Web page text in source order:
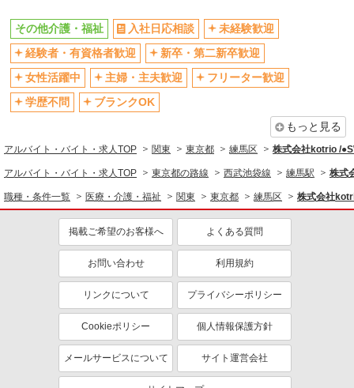
社会保険あり
産休・育休取得実績あり
退職金・財形貯蓄制度あり
各種手当（家族・役職・インセン
ティブなど）あり
制服貸与
研修制度あり
資格取得支援制度あり
医療・介護・福祉
同じ特徴から求人を探す
未経験歓迎
ミドル（40代～）活躍中
ボーナス・賞与あり
車通勤OK
交通費支給
産休・育休取得実績あり
その他介護・福祉 入社日応相談
未経験歓迎
経験者・有資格者歓迎
新卒・第二新卒歓迎
女性活躍中
主婦・主夫歓迎
フリーター歓迎
学歴不問
ブランクOK
もっと見る
アルバイト・バイト・求人TOP 関東 東京都 練馬区 株式会社kotrio /
アルバイト・バイト・求人TOP 東京都の路線 西武池袋線 練馬駅 株式
職種・条件一覧 医療・介護・福祉 関東 東京都 練馬区 株式会社
掲載ご希望のお客様へ よくある質問
お問い合わせ 利用規約
リンクについて プライバシーポリシー
Cookieポリシー 個人情報保護方針
メールサービスについて サイト運営会社